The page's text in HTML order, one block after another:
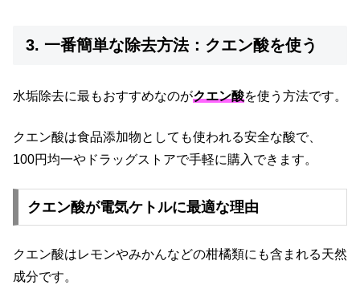
3. 一番簡単な除去方法：クエン酸を使う
水垢除去に最もおすすめなのがクエン酸を使う方法です。
クエン酸は食品添加物としても使われる安全な酸で、
100円均一やドラッグストアで手軽に購入できます。
クエン酸が電気ケトルに最適な理由
クエン酸はレモンやみかんなどの柑橘類にも含まれる天然
成分です。